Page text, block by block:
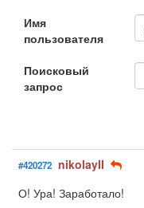
Имя
пользователя
Поисковый
запрос
#420272 nikolayII
О! Ура! Заработало!